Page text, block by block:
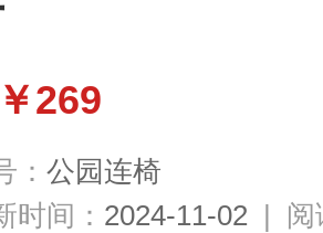
￥269
： 公园连椅
时间： 2024-11-02 | 阅